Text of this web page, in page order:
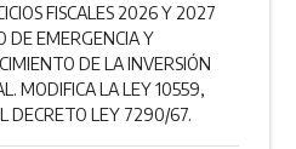
FISCALES 2026 Y 2027
DE EMERGENCIA Y
DE LA INVERSIÓN
MODIFICA LA LEY 10559,
DECRETO LEY 7290/67.